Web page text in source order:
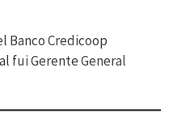
Banco Credicoop
fui Gerente General